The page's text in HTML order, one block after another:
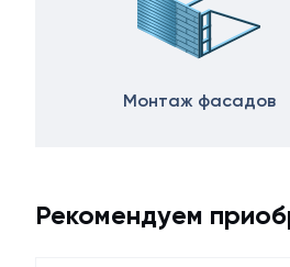
Монтаж фасадов
Рекомендуем